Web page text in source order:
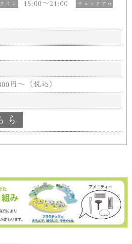
イン 15:00～21:00 チェックアウ
円～（税込）